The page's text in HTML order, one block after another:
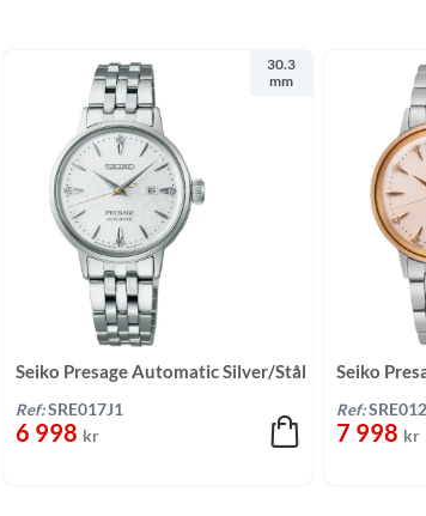
30.3
mm
Seiko Presage Automatic Silver/Stål
Ref: SRE017J1
6 998 kr
Seiko
Ref:
7 998 kr